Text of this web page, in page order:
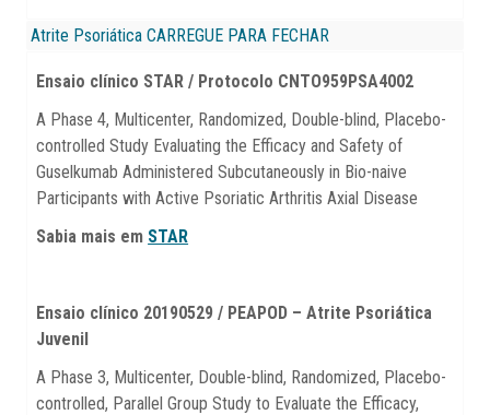
Atrite Psoriática CARREGUE PARA FECHAR
Ensaio clínico STAR / Protocolo CNTO959PSA4002
A Phase 4, Multicenter, Randomized, Double-blind, Placebo-
controlled Study Evaluating the Efficacy and Safety of
Guselkumab Administered Subcutaneously in Bio-naive
Participants with Active Psoriatic Arthritis Axial Disease
Sabia mais em STAR
Ensaio clínico 20190529 / PEAPOD – Atrite Psoriática
Juvenil
A Phase 3, Multicenter, Double-blind, Randomized, Placebo-
controlled, Parallel Group Study to Evaluate the Efficacy,